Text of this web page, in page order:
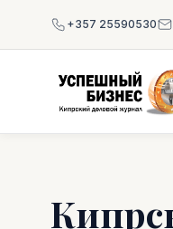
+357 25590530